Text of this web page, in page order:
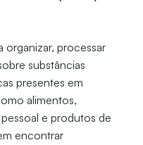
organizar, processar
substâncias
presentes em
alimentos,
e produtos de
encontrar